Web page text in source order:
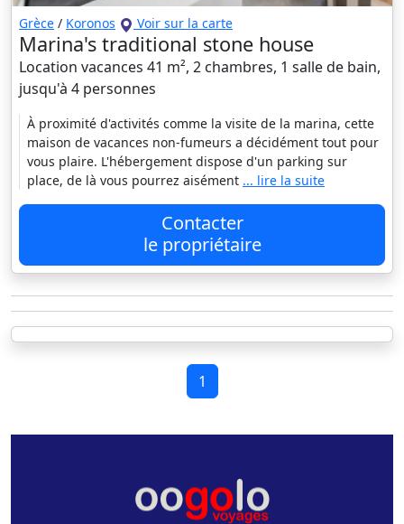
Grèce / Koronos Voir sur la carte
Marina's traditional stone house
Location vacances 41 m², 2 chambres, 1 salle de bain,
jusqu'à 4 personnes
À proximité d'activités comme la visite de la marina, cette
maison de vacances non-fumeurs a décidément tout pour
vous plaire. L'hébergement dispose d'un parking sur
place, de là vous pourrez aisément ... lire la suite
Contacter
le propriétaire
1